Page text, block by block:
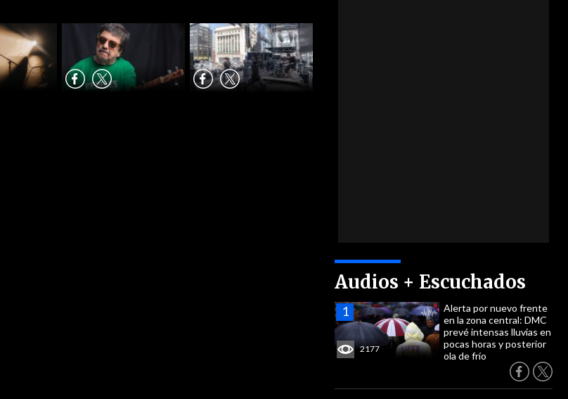
Audios + Escuchados
2177
Alerta por nuevo frente
en la zona central: DMC
prevé intensas lluvias en
pocas horas y posterior
ola de frío